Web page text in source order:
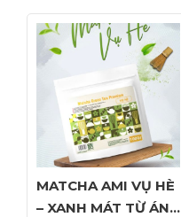
Libbey và tư vấn
ADD: 56 Linh Lang,
Hotline tư vấn
MATCHA AMI VỤ HÈ
– XANH MÁT TỪ ÁNH